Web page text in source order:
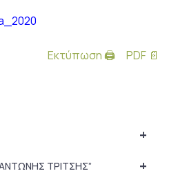
Εκτύπωση 🖨 PDF 📄
+
+
ΤΡΙΤΣΗΣ”